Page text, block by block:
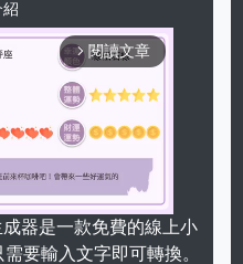
arrow_forward_ios 閱讀文章
成器是一款免費的線上小
要輸入文字即可轉換。